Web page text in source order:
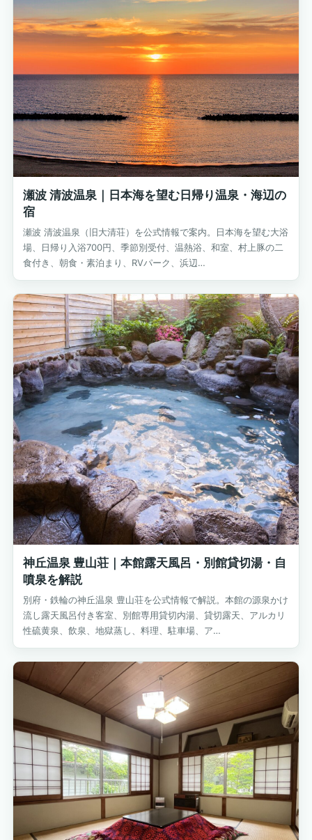
瀬波 清波温泉｜日本海を望む日帰り温泉・海辺の
宿
瀬波 清波温泉（旧大清荘）を公式情報で案内。日本海を望む大浴
場、日帰り入浴700円、季節別受付、温熱浴、和室、村上豚の二
食付き、朝食・素泊まり、RVパーク、浜辺…
神丘温泉 豊山荘｜本館露天風呂・別館貸切湯・自
噴泉を解説
別府・鉄輪の神丘温泉 豊山荘を公式情報で解説。本館の源泉かけ
流し露天風呂付き客室、別館専用貸切内湯、貸切露天、アルカリ
性硫黄泉、飲泉、地獄蒸し、料理、駐車場、ア…